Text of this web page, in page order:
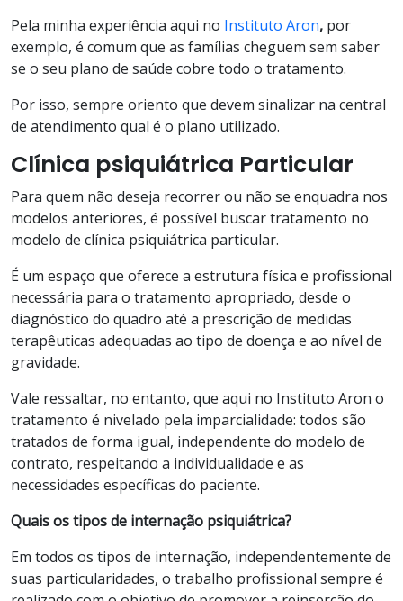
Pela minha experiência aqui no Instituto Aron, por
exemplo, é comum que as famílias cheguem sem saber
se o seu plano de saúde cobre todo o tratamento.
Por isso, sempre oriento que devem sinalizar na central
de atendimento qual é o plano utilizado.
Clínica psiquiátrica Particular
Para quem não deseja recorrer ou não se enquadra nos
modelos anteriores, é possível buscar tratamento no
modelo de clínica psiquiátrica particular.
É um espaço que oferece a estrutura física e profissional
necessária para o tratamento apropriado, desde o
diagnóstico do quadro até a prescrição de medidas
terapêuticas adequadas ao tipo de doença e ao nível de
gravidade.
Vale ressaltar, no entanto, que aqui no Instituto Aron o
tratamento é nivelado pela imparcialidade: todos são
tratados de forma igual, independente do modelo de
contrato, respeitando a individualidade e as
necessidades específicas do paciente.
Quais os tipos de internação psiquiátrica?
Em todos os tipos de internação, independentemente de
suas particularidades, o trabalho profissional sempre é